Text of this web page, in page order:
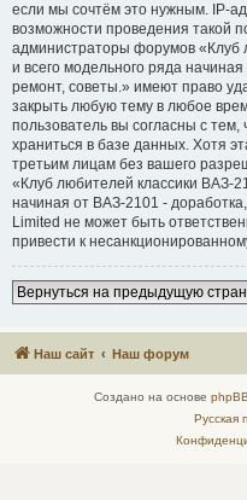
если мы сочтём это нужным. IP-
возможности проведения такой
администраторы форумов «Клуб
и всего модельного ряда
ремонт, советы.» имеют право
закрыть любую тему в любое
пользователь вы согласны с
храниться в базе данных. Хотя
третьим лицам без вашего
«Клуб любителей классики ВАЗ-
начиная от ВАЗ-2101 -
Limited не может быть
привести к
Вернуться на предыдущую
Наш сайт Наш форум
Создано на основе phpBB
Русская